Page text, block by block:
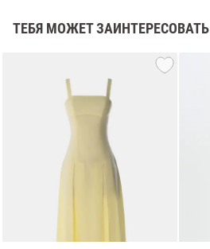
ТЕБЯ МОЖЕТ ЗАИНТЕРЕСОВАТЬ